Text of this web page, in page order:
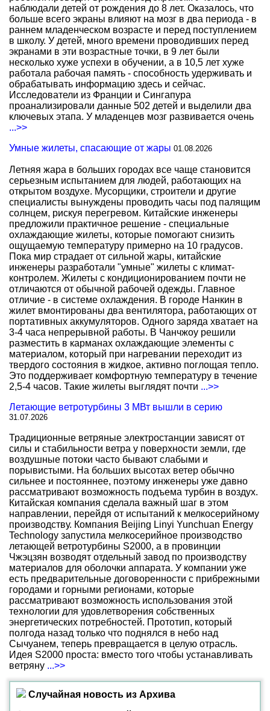
наблюдали детей от рождения до 8 лет. Оказалось, что
больше всего экраны влияют на мозг в два периода - в
раннем младенческом возрасте и перед поступлением
в школу. У детей, много времени проводивших перед
экранами в эти возрастные точки, в 9 лет были
несколько хуже успехи в обучении, а в 10,5 лет хуже
работала рабочая память - способность удерживать и
обрабатывать информацию здесь и сейчас.
Исследователи из Франции и Сингапура
проанализировали данные 502 детей и выделили два
ключевых этапа. У младенцев мозг развивается очень
...>>
Умные жилеты, спасающие от жары 01.08.2026
Летняя жара в больших городах все чаще становится
серьезным испытанием для людей, работающих на
открытом воздухе. Мусорщики, строители и другие
специалисты вынуждены проводить часы под палящим
солнцем, рискуя перегревом. Китайские инженеры
предложили практичное решение - специальные
охлаждающие жилеты, которые помогают снизить
ощущаемую температуру примерно на 10 градусов.
Пока мир страдает от сильной жары, китайские
инженеры разработали "умные" жилеты с климат-
контролем. Жилеты с кондиционированием почти не
отличаются от обычной рабочей одежды. Главное
отличие - в системе охлаждения. В городе Нанкин в
жилет вмонтированы два вентилятора, работающих от
портативных аккумуляторов. Одного заряда хватает на
3-4 часа непрерывной работы. В Чанчжоу решили
разместить в карманах охлаждающие элементы с
материалом, который при нагревании переходит из
твердого состояния в жидкое, активно поглощая тепло.
Это поддерживает комфортную температуру в течение
2,5-4 часов. Такие жилеты выглядят почти ...>>
Летающие ветротурбины 3 МВт вышли в серию
31.07.2026
Традиционные ветряные электростанции зависят от
силы и стабильности ветра у поверхности земли, где
воздушные потоки часто бывают слабыми и
порывистыми. На больших высотах ветер обычно
сильнее и постояннее, поэтому инженеры уже давно
рассматривают возможность подъема турбин в воздух.
Китайская компания сделала важный шаг в этом
направлении, перейдя от испытаний к мелкосерийному
производству. Компания Beijing Linyi Yunchuan Energy
Technology запустила мелкосерийное производство
летающей ветротурбины S2000, а в провинции
Чжэцзян возводят отдельный завод по производству
материалов для оболочки аппарата. У компании уже
есть предварительные договоренности с прибрежными
городами и горными регионами, которые
рассматривают возможность использования этой
технологии для удовлетворения собственных
энергетических потребностей. Прототип, который
полгода назад только что поднялся в небо над
Сычуанем, теперь превращается в целую отрасль.
Идея S2000 проста: вместо того чтобы устанавливать
ветряну ...>>
Случайная новость из Архива